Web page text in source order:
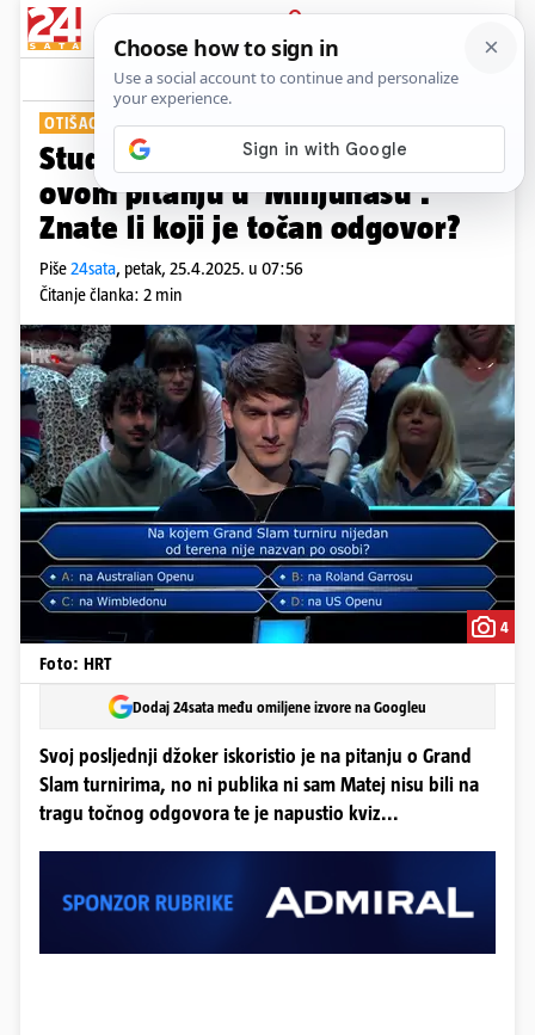
PRIJAVA
Show Komentari
OTIŠAO KUĆI SA 150 EURA
Student Matej pogriješio je na
ovom pitanju u 'Milijunašu'.
Znate li koji je točan odgovor?
Piše24sata, petak, 25.4.2025. u 07:56
Čitanje članka: 2 min
4
Foto: HRT
Dodaj 24sata među omiljene izvore na Googleu
Svoj posljednji džoker iskoristio je na pitanju o Grand
Slam turnirima, no ni publika ni sam Matej nisu bili na
tragu točnog odgovora te je napustio kviz...